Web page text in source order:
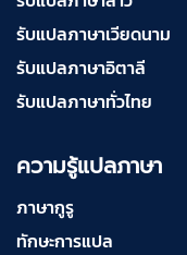
รับแปลภาษาเวียดนาม
รับแปลภาษาอิตาลี
รับแปลภาษาทั่วไทย
ความรู้แปลภาษา
ภาษากูรู
ทักษะการแปล